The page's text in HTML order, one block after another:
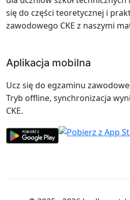
się do części teoretycznej i
zawodowego CKE z naszymi
Aplikacja mobilna
Ucz się do egzaminu
Tryb offline, synchronizacja
CKE.